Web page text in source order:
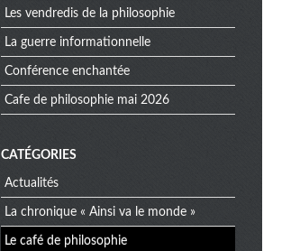
les vendredis de la philosophie
la guerre informationnelle
conférence enchantée
cafe de philosophie mai 2026
CATÉGORIES
Actualités
La chronique « Ainsi va le monde »
Le café de philosophie